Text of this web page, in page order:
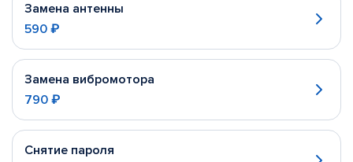
Замена антенны
590 ₽
Замена вибромотора
790 ₽
Снятие пароля